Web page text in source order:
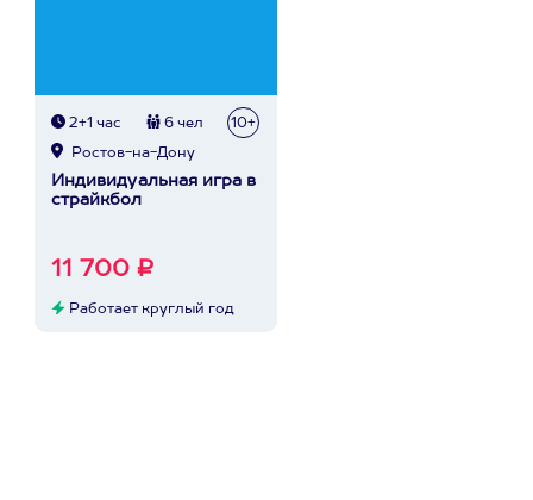
2+1 час 6 чел 10+
Ростов-на-Дону
Индивидуальная игра в
страйкбол
11 700 ₽
Работает круглый год